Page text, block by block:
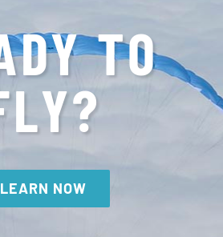
TO
LEARN NOW